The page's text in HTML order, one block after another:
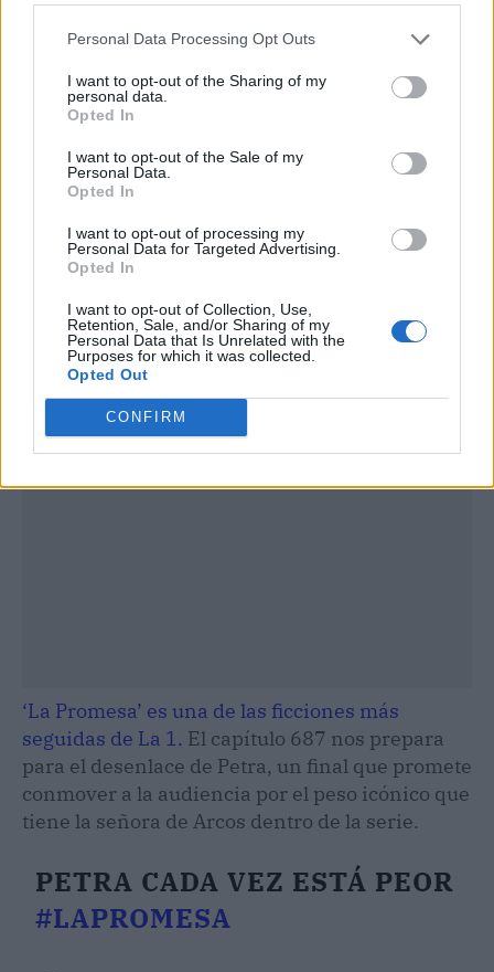
Personal Data Processing Opt Outs
I want to opt-out of the Sharing of my
personal data.
Opted In
I want to opt-out of the Sale of my
Personal Data.
Opted In
I want to opt-out of processing my
Personal Data for Targeted Advertising.
Opted In
I want to opt-out of Collection, Use,
Retention, Sale, and/or Sharing of my
Personal Data that Is Unrelated with the
Purposes for which it was collected.
Opted Out
CONFIRM
Publicidad
‘La Promesa’ es una de las ficciones más
seguidas de La 1. El capítulo 687 nos prepara
para el desenlace de Petra, un final que promete
conmover a la audiencia por el peso icónico que
tiene la señora de Arcos dentro de la serie.
PETRA CADA VEZ ESTÁ PEOR
#LAPROMESA